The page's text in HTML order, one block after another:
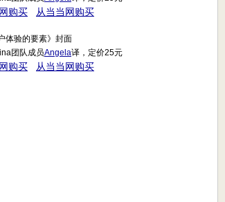
购买 从当当网购买
团队成员Angela译，定价25元
购买 从当当网购买